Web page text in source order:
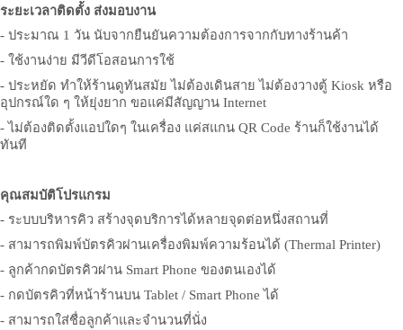
ระยะเวลาติดตั้ง ส่งมอบงาน
- ประมาณ 1 วัน นับจากยืนยันความต้องการจากกับทางร้านค้า
- ใช้งานง่าย มีวีดีโอสอนการใช้
- ประหยัด ทำให้ร้านดูทันสมัย ไม่ต้องเดินสาย ไม่ต้องวางตู้ Kiosk หรือ
อุปกรณ์ใด ๆ ให้ยุ่งยาก ขอแค่มีสัญญาน Internet
- ไม่ต้องติดตั้งแอปใดๆ ในเครื่อง แค่สแกน QR Code ร้านก็ใช้งานได้
ทันที
คุณสมบัติโปรแกรม
- ระบบบริหารคิว สร้างจุดบริการได้หลายจุดต่อหนึ่งสถานที่
- สามารถพิมพ์บัตรคิวผ่านเครื่องพิมพ์ความร้อนได้ (Thermal Printer)
- ลูกค้ากดบัตรคิวผ่าน Smart Phone ของตนเองได้
- กดบัตรคิวที่หน้าร้านบน Tablet / Smart Phone ได้
- สามารถใส่ชื่อลูกค้าและจำนวนที่นั่ง